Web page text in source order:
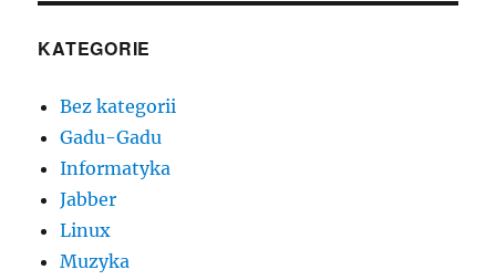
KATEGORIE
Bez kategorii
Gadu-Gadu
Informatyka
Jabber
Linux
Muzyka